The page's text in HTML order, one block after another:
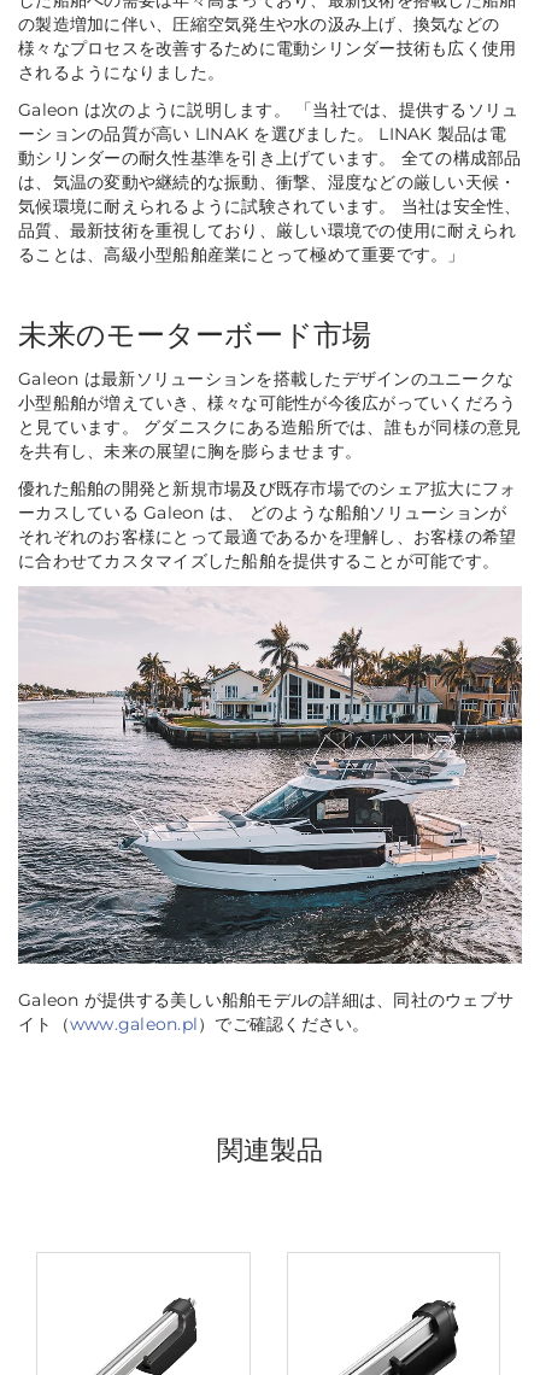
の製造増加に伴い、圧縮空気発生や水の汲み上げ、換気などの
様々なプロセスを改善するために電動シリンダー技術も広く使用
されるようになりました。
Galeon は次のように説明します。 「当社では、提供するソリュ
ーションの品質が高い LINAK を選びました。 LINAK 製品は電
動シリンダーの耐久性基準を引き上げています。 全ての構成部品
は、気温の変動や継続的な振動、衝撃、湿度などの厳しい天候・
気候環境に耐えられるように試験されています。 当社は安全性、
品質、最新技術を重視しており、厳しい環境での使用に耐えられ
ることは、高級小型船舶産業にとって極めて重要です。」
未来のモーターボード市場
Galeon は最新ソリューションを搭載したデザインのユニークな
小型船舶が増えていき、様々な可能性が今後広がっていくだろう
と見ています。 グダニスクにある造船所では、誰もが同様の意見
を共有し、未来の展望に胸を膨らませます。
優れた船舶の開発と新規市場及び既存市場でのシェア拡大にフォ
ーカスしている Galeon は、 どのような船舶ソリューションが
それぞれのお客様にとって最適であるかを理解し、お客様の希望
に合わせてカスタマイズした船舶を提供することが可能です。
Galeon が提供する美しい船舶モデルの詳細は、同社のウェブサ
イト（www.galeon.pl）でご確認ください。
関連製品